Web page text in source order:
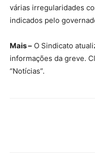
várias irregularidades
indicados pelo
Mais – O Sindicato
informações da greve.
“Notícias”.